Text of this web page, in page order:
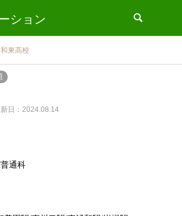
ション
東高校
日：2024.08.14
通科